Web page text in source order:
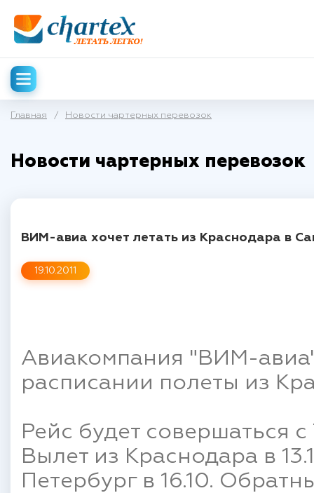
Главная / Новости чартерных перевозок
Новости чартерных перевозок
19.10.2011
ВИМ-авиа хочет летать из Краснодара в
Авиакомпания "ВИМ-
расписании полеты из
Рейс будет совершаться
Вылет из Краснодара в
Петербург в 16.10.